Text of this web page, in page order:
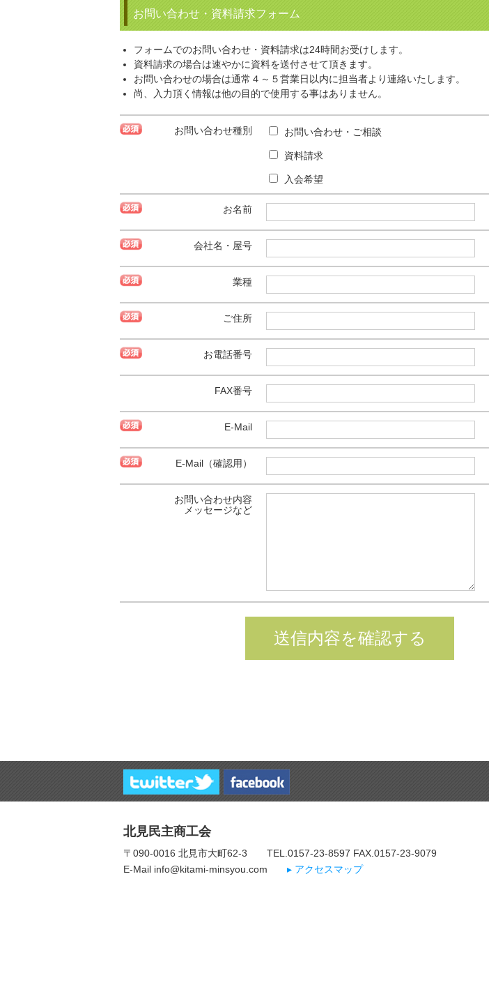
お問い合わせ・資料請求フォーム
フォームでのお問い合わせ・資料請求は24時間お受けします。
資料請求の場合は速やかに資料を送付させて頂きます。
お問い合わせの場合は通常４～５営業日以内に担当者より連絡いたします。
尚、入力頂く情報は他の目的で使用する事はありません。
お問い合わせ種別 お問い合わせ・ご相談
資料請求
入会希望
お名前
会社名・屋号
業種
ご住所
お電話番号
FAX番号
E-Mail
E-Mail（確認用）
お問い合わせ内容
メッセージなど
北見民主商工会
〒090-0016 北見市大町62-3 TEL.0157-23-8597 FAX.0157-23-9079
E-Mail info@kitami-minsyou.com ▸ アクセスマップ